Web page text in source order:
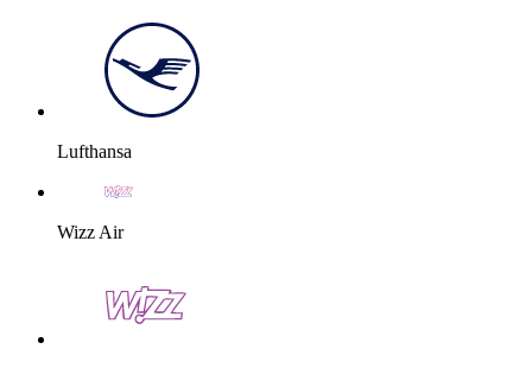
Lufthansa
Wizz Air